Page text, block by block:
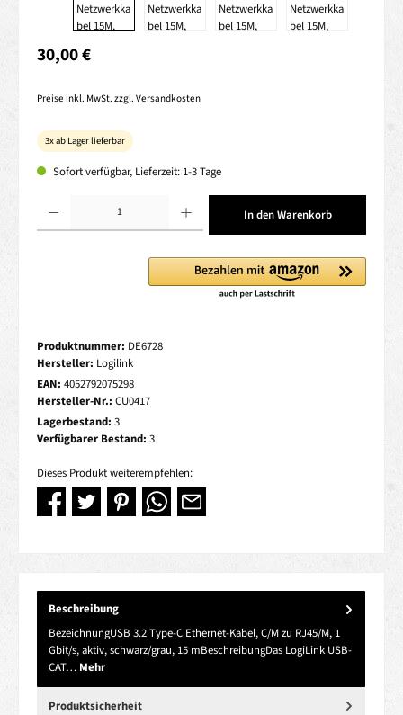
Regulärer Preis:
30,00 €
Preise inkl. MwSt. zzgl. Versandkosten
3x ab Lager lieferbar
Sofort verfügbar, Lieferzeit: 1-3 Tage
In den Warenkorb
Produktnummer: DE6728
Hersteller: Logilink
EAN: 4052792075298
Hersteller-Nr.: CU0417
Lagerbestand: 3
Verfügbarer Bestand: 3
Dieses Produkt weiterempfehlen:
Beschreibung
BezeichnungUSB 3.2 Type-C Ethernet-Kabel, C/M zu RJ45/M, 1
Gbit/s, aktiv, schwarz/grau, 15 mBeschreibungDas LogiLink USB-
CAT… Mehr
Produktsicherheit